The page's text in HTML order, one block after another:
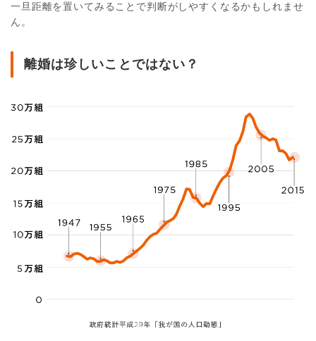
一旦距離を置いてみることで判断がしやすくなるかもしれませ
ん。
離婚は珍しいことではない？